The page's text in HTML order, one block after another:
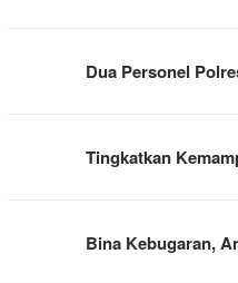
Dua Personel
Tingkatkan
Bina Kebugaran,